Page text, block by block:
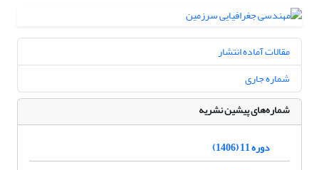
مقالات آماده انتشار
شماره جاری
شماره‌های پیشین نشریه
دوره 11 (1406)